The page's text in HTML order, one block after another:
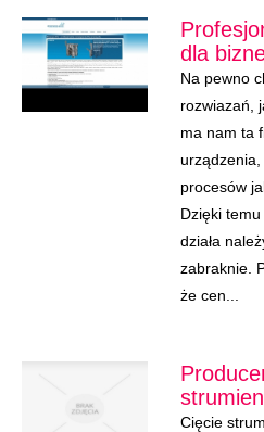
dla
Na pewno
rozwiazań,
ma nam ta
procesów
Dzięki
działa
zabraknie.
że cen...
Cięcie